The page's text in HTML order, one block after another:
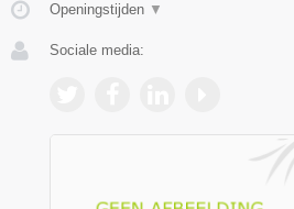
Openingstijden ▼
Sociale media: